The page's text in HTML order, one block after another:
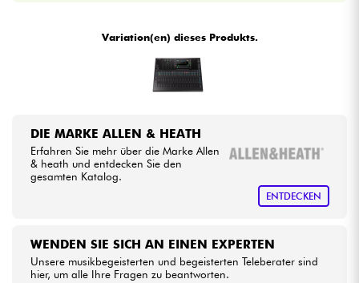
Variation(en) dieses Produkts.
DIE MARKE ALLEN & HEATH
Erfahren Sie mehr über die Marke Allen
& heath und entdecken Sie den
gesamten Katalog.
ENTDECKEN
WENDEN SIE SICH AN EINEN EXPERTEN
Unsere musikbegeisterten und begeisterten Teleberater sind
hier, um alle Ihre Fragen zu beantworten.